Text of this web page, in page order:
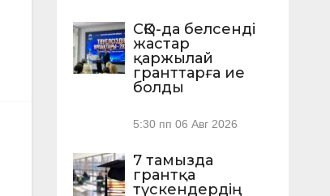
СҚО-да белсенді
жастар
қаржылай
гранттарға ие
болды
5:30 пп 06 Авг 2026
7 тамызда
грантқа
түскендердің